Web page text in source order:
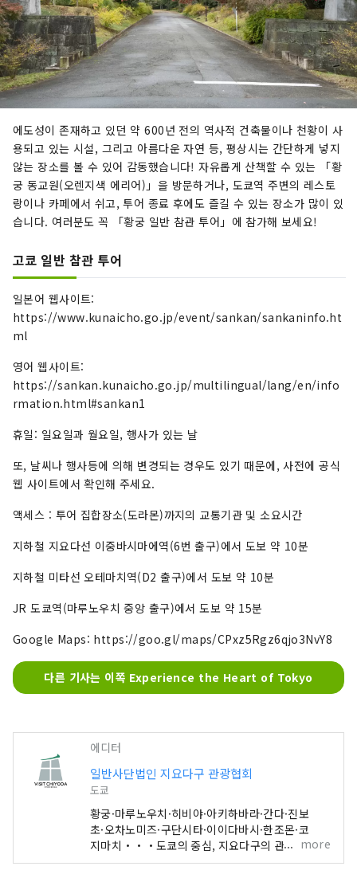
에도성이 존재하고 있던 약 600년 전의 역사적 건축물이나 천황이 사
용되고 있는 시설, 그리고 아름다운 자연 등, 평상시는 간단하게 넣지
않는 장소를 볼 수 있어 감동했습니다! 자유롭게 산책할 수 있는 「황
궁 동교원(오렌지색 에리어)」을 방문하거나, 도쿄역 주변의 레스토
랑이나 카페에서 쉬고, 투어 종료 후에도 즐길 수 있는 장소가 많이 있
습니다. 여러분도 꼭 「황궁 일반 참관 투어」에 참가해 보세요!
고쿄 일반 참관 투어
일본어 웹사이트:
https://www.kunaicho.go.jp/event/sankan/sankaninfo.ht
ml
영어 웹사이트:
https://sankan.kunaicho.go.jp/multilingual/lang/en/info
rmation.html#sankan1
휴일: 일요일과 월요일, 행사가 있는 날
또, 날씨나 행사등에 의해 변경되는 경우도 있기 때문에, 사전에 공식
웹 사이트에서 확인해 주세요.
액세스 : 투어 집합장소(도라몬)까지의 교통기관 및 소요시간
지하철 지요다선 이중바시마에역(6번 출구)에서 도보 약 10분
지하철 미타선 오테마치역(D2 출구)에서 도보 약 10분
JR 도쿄역(마루노우치 중앙 출구)에서 도보 약 15분
Google Maps: https://goo.gl/maps/CPxz5Rgz6qjo3NvY8
다른 기사는 이쪽 Experience the Heart of Tokyo
에디터
일반사단법인 지요다구 관광협회
도쿄
황궁·마루노우치·히비야·아키하바라·간다·진보
초·오차노미즈·구단시타·이이다바시·한조몬·코
지마치・・・도쿄의 중심, 지요다구의 관광 스포트
·이벤트 정보를 발신하고 있습니다.
more